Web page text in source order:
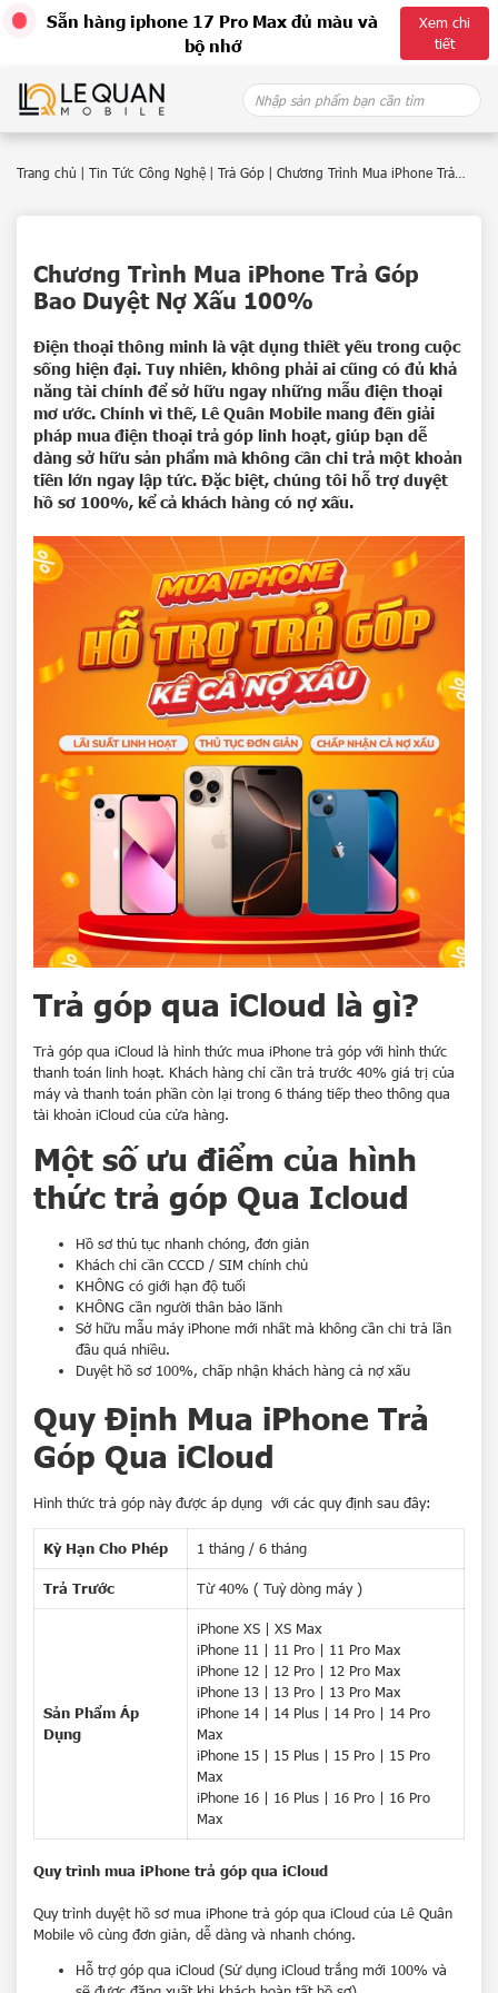
Sẵn hàng iphone 17 Pro Max đủ màu và
bộ nhớ
Xem chi
tiết
content
Search
for:
Trang chủ Tin Tức Công Nghệ Trả Góp
Chương Trình Mua iPhone Trả
Chương Trình Mua iPhone Trả Góp
Bao Duyệt Nợ Xấu 100%
Điện thoại thông minh là vật dụng thiết yếu trong cuộc
sống hiện đại. Tuy nhiên, không phải ai cũng có đủ khả
năng tài chính để sở hữu ngay những mẫu điện thoại
mơ ước. Chính vì thế, Lê Quân Mobile mang đến giải
pháp mua điện thoại trả góp linh hoạt, giúp bạn dễ
dàng sở hữu sản phẩm mà không cần chi trả một khoản
tiền lớn ngay lập tức. Đặc biệt, chúng tôi hỗ trợ duyệt
hồ sơ 100%, kể cả khách hàng có nợ xấu.
Trả góp qua iCloud là gì?
Trả góp qua iCloud là hình thức mua iPhone trả góp với hình thức
thanh toán linh hoạt. Khách hàng chỉ cần trả trước 40% giá trị của
máy và thanh toán phần còn lại trong 6 tháng tiếp theo thông qua
tài khoản iCloud của cửa hàng.
Một số ưu điểm của hình
thức trả góp Qua Icloud
Hồ sơ thủ tục nhanh chóng, đơn giản
Khách chỉ cần CCCD / SIM chính chủ
KHÔNG có giới hạn độ tuổi
KHÔNG cần người thân bảo lãnh
Sở hữu mẫu máy iPhone mới nhất mà không cần chi trả lần
đầu quá nhiều.
Duyệt hồ sơ 100%, chấp nhận khách hàng cả nợ xấu
Quy Định Mua iPhone Trả
Góp Qua iCloud
Hình thức trả góp này được áp dụng với các quy định sau đây:
Kỳ Hạn Cho Phép 1 tháng / 6 tháng
Trả Trước Từ 40% ( Tuỳ dòng máy )
Sản Phẩm Áp
Dụng
iPhone XS | XS Max
iPhone 11 | 11 Pro | 11 Pro Max
iPhone 12 | 12 Pro | 12 Pro Max
iPhone 13 | 13 Pro | 13 Pro Max
iPhone 14 | 14 Plus | 14 Pro | 14 Pro
Max
iPhone 15 | 15 Plus | 15 Pro | 15 Pro
Max
iPhone 16 | 16 Plus | 16 Pro | 16 Pro
Max
Quy trình mua iPhone trả góp qua iCloud
Quy trình duyệt hồ sơ mua iPhone trả góp qua iCloud của Lê Quân
Mobile vô cùng đơn giản, dễ dàng và nhanh chóng.
Hỗ trợ góp qua iCloud (Sử dụng iCloud trắng mới 100% và